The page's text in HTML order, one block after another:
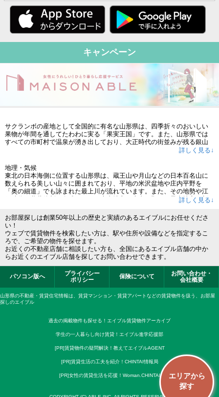
キャンペーン
サクランボの産地として全国的に有名な山形県は、四季折々のおいしい
果物が年間を通してたわわに実る「果実王国」です。また、山形県では
すべての市町村で温泉が湧き出しており、大正時代の街並みが残る銀山
温泉をはじめ、大自然に囲まれた蔵王温泉、海沿いの湯野浜温泉など、
国定公園、松尾芭蕉も愛した「名刹立石寺」別名山寺など、山形県は自
然と文化の魅力がいっぱいです。商業の中心地となっている県庁所在地
の山形市は多彩な物件が集まり、3つの大学がある城下町の米沢市など
は、一人暮らしに最適な物件が豊富です。
詳しく見る↓
地理・気候
東北の日本海側に位置する山形県は、蔵王山や月山などの日本百名山に
数えられる美しい山々に囲まれており、平地の米沢盆地や庄内平野を
「奥の細道」でも詠まれた最上川が流れています。また、その地勢や江
戸時代の幕藩体制の名残りから、庄内地方（庄内平野）、最上地方（新
区分され、方言や食べ物などの文化も少しずつ異なる点が山形県の特徴
です。山形県の気候は、日本海側の庄内地方は多雨多湿で冬には北西の
季節風で吹雪くこともあります。内陸部は、夏は日中の気温が高く、冬
は積雪が多いでしょう。
経済・産業
山形県は、他東北各県とともに良質なお米がとれる地域として知られ、
「はえぬき」や「つや姫」といった山形県のブランド米が多数生産され
ています。山形県の果樹栽培は全国的に有名です。サクランボ、ブド
ウ、ラ・フランス（洋ナシ）、イチゴ、モモ、スモモ、スイカ等々、多
種多様な果物が年間を通じて収穫され、全国トップレベルの出荷量で
す。山形県は政策として工業化も積極的に進めており、県内には20以上
交通条件に恵まれていることが幸いして、ハイテク関係企業等の立地、
集積が進んでいます。
詳しく見る↓
お部屋探しは創業50年以上の歴史と実績のあるエイブルにお任せくださ
い！
ウェブで賃貸物件を検索したい方は、駅や住所や設備などを指定するこ
ろで、ご希望の物件を探せます。
お近くの不動産店舗に相談したい方も、全国にあるエイブル店舗の中か
らお近くのエイブル店舗を探してお問い合わせできます。
エリアから
探す
パソコン版へ
プライバシー
ポリシー
保険について
お問い合わせ・
会社概要
山形県の不動産・賃貸住宅情報は、賃貸マンション・賃貸アパートなどの賃貸物件を扱う、お部屋
探しのエイブル
過去の掲載物件も探せる！エイブル賃貸物件アーカイブ
学生の一人暮らし向け賃貸！エイブル進学応援部
[PR]賃貸物件の疑問解決！教えてエイブルAGENT
[PR]賃貸生活の工夫を紹介！CHINTAI情報局
[PR]女性の賃貸生活を応援！Woman.CHINTAI